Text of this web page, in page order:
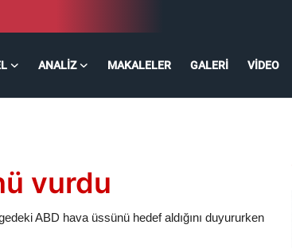
ANALIZ MAKALELER GALERI VIDEO
vurdu
ABD hava üssünü hedef aldığını duyururken